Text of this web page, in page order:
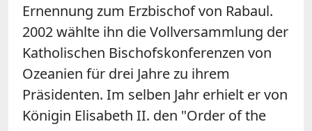
Ernennung zum Erzbischof von Rabaul.
2002 wählte ihn die Vollversammlung der
Katholischen Bischofskonferenzen von
Ozeanien für drei Jahre zu ihrem
Präsidenten. Im selben Jahr erhielt er von
Königin Elisabeth II. den "Order of the